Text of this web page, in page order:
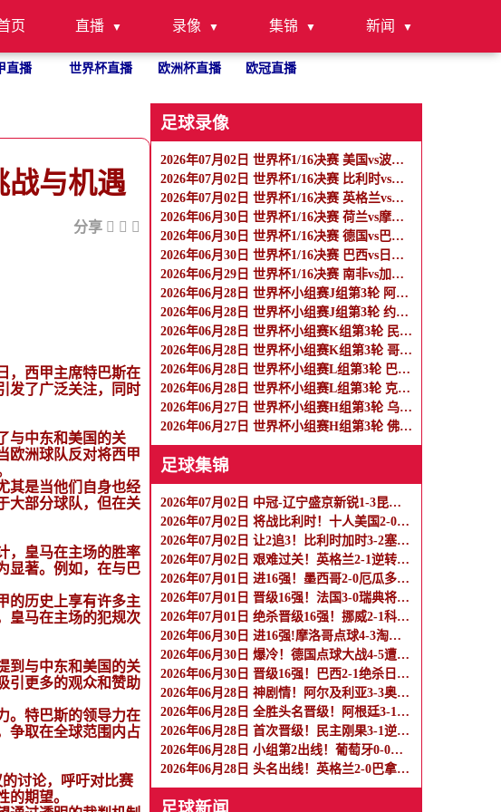
页 直播 录像 集锦 新闻
直播 世界杯直播 欧洲杯直播 欧冠直播
战与机遇
分享
，西甲主席特巴斯在
发了广泛关注，同时
与中东和美国的关
欧洲球队反对将西甲
其是当他们自身也经
大部分球队，但在关
，皇马在主场的胜率
显著。例如，在与巴
的历史上享有许多主
皇马在主场的犯规次
到与中东和美国的关
引更多的观众和赞助
。特巴斯的领导力在
争取在全球范围内占
讨论，呼吁对比赛
期望。
足球录像
2026年07月02日 世界杯1/16决赛 美国vs波黑 全场录像
2026年07月02日 世界杯1/16决赛 比利时vs塞内加尔 全场录像
2026年07月02日 世界杯1/16决赛 英格兰vs民主刚果 全场录像
2026年06月30日 世界杯1/16决赛 荷兰vs摩洛哥 全场录像
2026年06月30日 世界杯1/16决赛 德国vs巴拉圭 全场录像
2026年06月30日 世界杯1/16决赛 巴西vs日本 全场录像
2026年06月29日 世界杯1/16决赛 南非vs加拿大 全场录像
2026年06月28日 世界杯小组赛J组第3轮 阿尔及利亚vs奥地利 全场录像
2026年06月28日 世界杯小组赛J组第3轮 约旦vs阿根廷 全场录像
2026年06月28日 世界杯小组赛K组第3轮 民主刚果vs乌兹别克斯坦 全场录像
2026年06月28日 世界杯小组赛K组第3轮 哥伦比亚vs葡萄牙 全场录像
2026年06月28日 世界杯小组赛L组第3轮 巴拿马vs英格兰 全场录像
2026年06月28日 世界杯小组赛L组第3轮 克罗地亚vs加纳 全场录像
2026年06月27日 世界杯小组赛H组第3轮 乌拉圭vs西班牙 全场录像
2026年06月27日 世界杯小组赛H组第3轮 佛得角vs沙特阿拉伯 全场录像
足球集锦
2026年07月02日 中冠-辽宁盛京新锐1-3昆山张浦竞技 徐永乐梅开二度
2026年07月02日 将战比利时！十人美国2-0波黑晋级 巴洛贡破门+直红蒂尔曼任意球
2026年07月02日 让2追3！比利时加时3-2塞内加尔 蒂莱曼斯内讧+绝平+压哨点射绝杀
2026年07月02日 艰难过关！英格兰2-1逆转民主刚果晋级16强 凯恩双响+绝杀
2026年07月01日 进16强！墨西哥2-0厄瓜多尔 基尼奥内斯传射因卡皮耶冲突捂嘴染红
2026年07月01日 晋级16强！法国3-0瑞典将战巴拉圭 姆巴佩双响奥利塞两助攻+中柱
2026年07月01日 绝杀晋级16强！挪威2-1科特迪瓦将战巴西 哈兰德绝杀努萨世界波
2026年06月30日 进16强!摩洛哥点球4-3淘汰荷兰 加克波破门迪奥普绝平荷兰3人失点
2026年06月30日 爆冷！德国点球大战4-5遭巴拉圭淘汰 哈弗茨、沃尔特马德、塔失点
2026年06月30日 晋级16强！巴西2-1绝杀日本 马丁内利95分钟绝杀卡塞米罗头球破门
2026年06月28日 神剧情！阿尔及利亚3-3奥地利携手出线 卡拉季奇绝平送伊朗出局
2026年06月28日 全胜头名晋级！阿根廷3-1约旦 梅西任意球破门打进世界杯第19球
2026年06月28日 首次晋级！民主刚果3-1逆转乌兹别克斯坦淘汰赛对英格兰 维萨双响
2026年06月28日 小组第2出线！葡萄牙0-0哥伦比亚战克罗地亚 哥伦比亚头名战加纳
2026年06月28日 头名出线！英格兰2-0巴拿马 贝林厄姆传射凯恩破门创纪录宽萨伤退
足球新闻